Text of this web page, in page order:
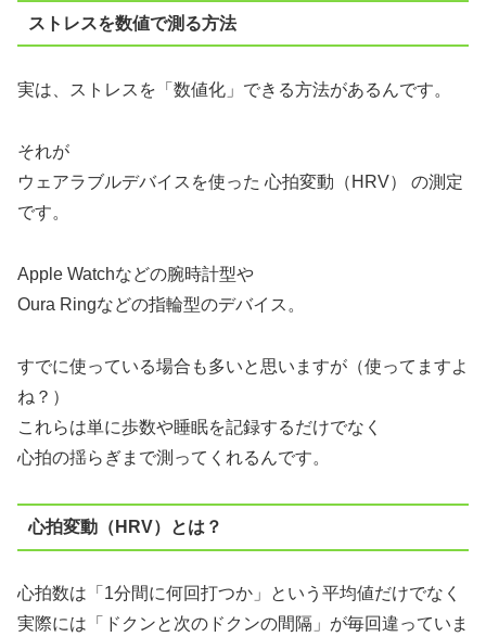
ストレスを数値で測る方法
実は、ストレスを「数値化」できる方法があるんです。
それが
ウェアラブルデバイスを使った 心拍変動（HRV） の測定
です。
Apple Watchなどの腕時計型や
Oura Ringなどの指輪型のデバイス。
すでに使っている場合も多いと思いますが（使ってますよ
ね？）
これらは単に歩数や睡眠を記録するだけでなく
心拍の揺らぎまで測ってくれるんです。
心拍変動（HRV）とは？
心拍数は「1分間に何回打つか」という平均値だけでなく
実際には「ドクンと次のドクンの間隔」が毎回違っていま